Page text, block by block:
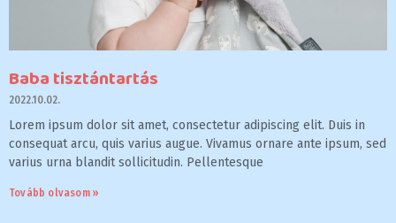
Baba tisztántartás
2022.10.02.
Lorem ipsum dolor sit amet, consectetur adipiscing elit. Duis in
consequat arcu, quis varius augue. Vivamus ornare ante ipsum, sed
varius urna blandit sollicitudin. Pellentesque
Tovább olvasom »